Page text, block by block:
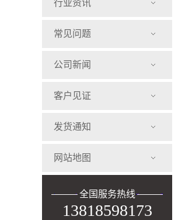
行业资讯
常见问题
公司新闻
客户见证
发货通知
网站地图
全国服务热线
13818598173